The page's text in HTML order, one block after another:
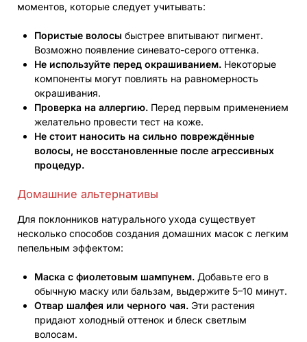
моментов, которые следует учитывать:
Пористые волосы быстрее впитывают пигмент.
Возможно появление синевато-серого оттенка.
Не используйте перед окрашиванием. Некоторые
компоненты могут повлиять на равномерность
окрашивания.
Проверка на аллергию. Перед первым применением
желательно провести тест на коже.
Не стоит наносить на сильно повреждённые
волосы, не восстановленные после агрессивных
процедур.
Домашние альтернативы
Для поклонников натурального ухода существует
несколько способов создания домашних масок с легким
пепельным эффектом:
Маска с фиолетовым шампунем. Добавьте его в
обычную маску или бальзам, выдержите 5–10 минут.
Отвар шалфея или черного чая. Эти растения
придают холодный оттенок и блеск светлым
волосам.